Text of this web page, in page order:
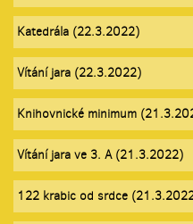
Katedrála (22.3.2022)
Vítání jara (22.3.2022)
Knihovnické minimum
Vítání jara ve 3. A (21.3.2022)
122 krabic od srdce